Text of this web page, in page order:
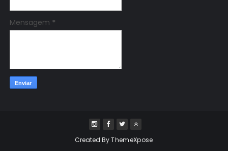
Mensagem *
Created ByThemeXpose